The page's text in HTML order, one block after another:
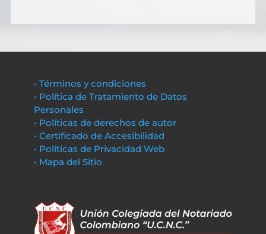
• Términos y condiciones
• Política de Tratamiento de Datos
Personales
• Políticas de derechos de autor
• Certificado de Accesibilidad
• Políticas de Privacidad Web
• Mapa del Sitio